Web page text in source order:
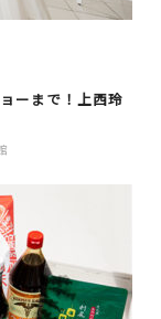
ーまで！上西玲